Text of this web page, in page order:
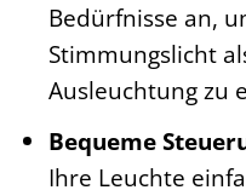
Bedürfnisse an,
Stimmungslicht
Ausleuchtung zu
Bequeme
Ihre Leuchte